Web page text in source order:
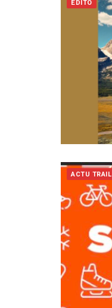
EDITO
ACTU TRAIL